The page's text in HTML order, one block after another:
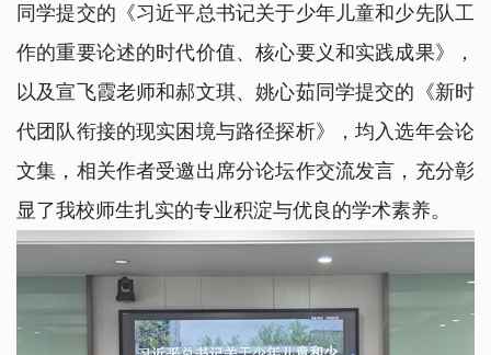
同学提交的《习近平总书记关于少年儿童和少先队工
作的重要论述的时代价值、核心要义和实践成果》，
以及宣飞霞老师和郝文琪、姚心茹同学提交的《新时
代团队衔接的现实困境与路径探析》，均入选年会论
文集，相关作者受邀出席分论坛作交流发言，充分彰
显了我校师生扎实的专业积淀与优良的学术素养。